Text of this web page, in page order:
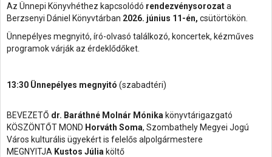
Az Ünnepi Könyvhéthez kapcsolódó rendezvénysorozata
Berzsenyi Dániel Könyvtárban 2026. június 11-én, csütörtökön.
Ünnepélyes megnyitó, író-olvasó találkozó, koncertek, kézműves
programok várják az érdeklődőket.
13:30 Ünnepélyes megnyitó (szabadtéri)
BEVEZETŐ dr. Baráthné Molnár Mónika könyvtárigazgató
KÖSZÖNTŐT MOND Horváth Soma, Szombathely Megyei Jogú
Város kulturális ügyekért is felelős alpolgármestere
MEGNYITJA Kustos Júlia költő